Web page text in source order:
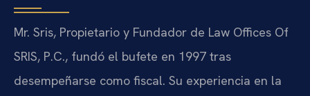
Mr. Sris, Propietario y Fundador de Law Offices Of
SRIS, P.C., fundó el bufete en 1997 tras
desempeñarse como fiscal. Su experiencia en la